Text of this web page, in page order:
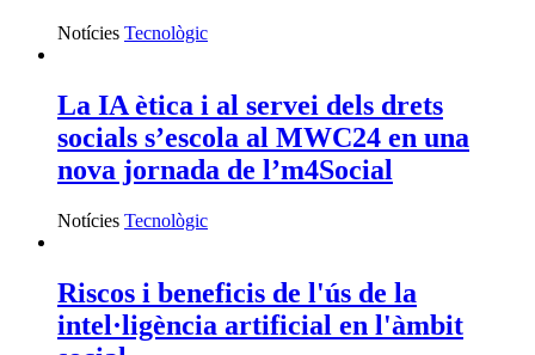
Notícies Tecnològic
La IA ètica i al servei dels drets
socials s’escola al MWC24 en una
nova jornada de l’m4Social
Notícies Tecnològic
Riscos i beneficis de l'ús de la
intel·ligència artificial en l'àmbit